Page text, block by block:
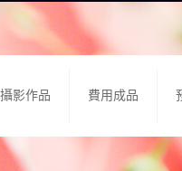
攝影作品 費用成品